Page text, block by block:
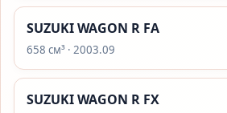
SUZUKI WAGON R FA
658 см³ · 2003.09
SUZUKI WAGON R FX